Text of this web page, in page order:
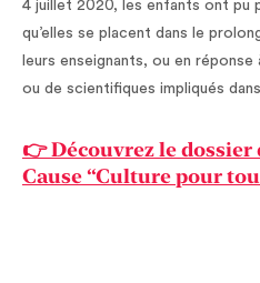
4 juillet 2020, les enfants ont pu
qu’elles se placent dans le
leurs enseignants, ou en
ou de scientifiques impliqués
👉 Découvrez le dossier
Cause “Culture pour